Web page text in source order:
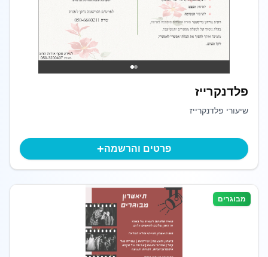
פלדנקרייז
שיעורי פלדנקרייז
פרטים והרשמה+
מבוגרים